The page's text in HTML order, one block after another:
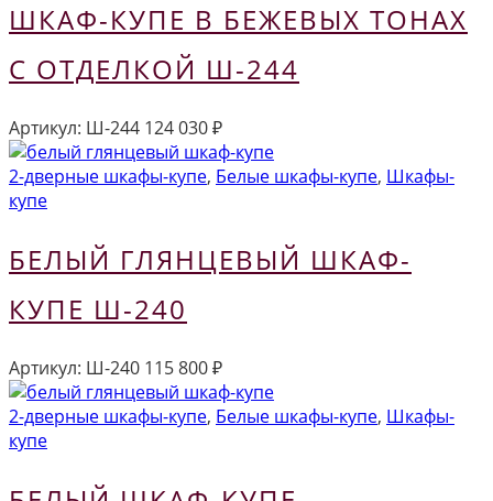
ШКАФ-КУПЕ В БЕЖЕВЫХ ТОНАХ
С ОТДЕЛКОЙ Ш-244
Артикул: Ш-244 124 030₽
2-дверные шкафы-купе, Белые шкафы-купе, Шкафы-
купе
БЕЛЫЙ ГЛЯНЦЕВЫЙ ШКАФ-
КУПЕ Ш-240
Артикул: Ш-240 115 800₽
2-дверные шкафы-купе, Белые шкафы-купе, Шкафы-
купе